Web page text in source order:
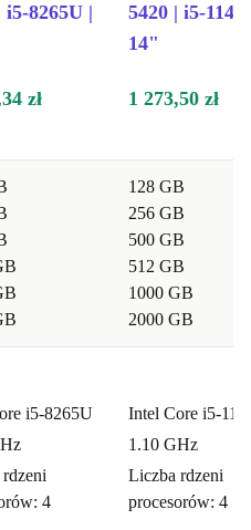
i5-8265U |
5420 | i5-
14"
zł 1 273,50 zł
128 GB
256 GB
500 GB
512 GB
1000 GB
2000 GB
i5-8265U
4
Intel Core i5-
1.10 GHz
Liczba rdzeni
procesorów: 4